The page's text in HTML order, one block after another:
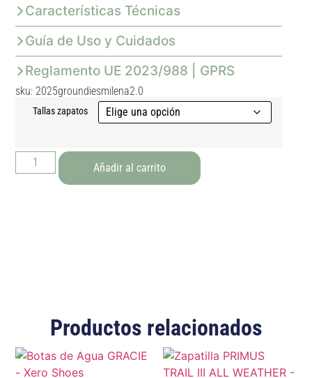
Características Técnicas
Guía de Uso y Cuidados
Reglamento UE 2023/988 | GPRS
sku: 2025groundiesmilena2.0
Tallas zapatos
Añadir al carrito
Productos relacionados